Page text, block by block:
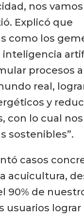
nos
Explicó que
como los
inteligencia
procesos
real,
y
con lo cual
sostenibles”.
casos
acuicultura,
90% de
usuarios